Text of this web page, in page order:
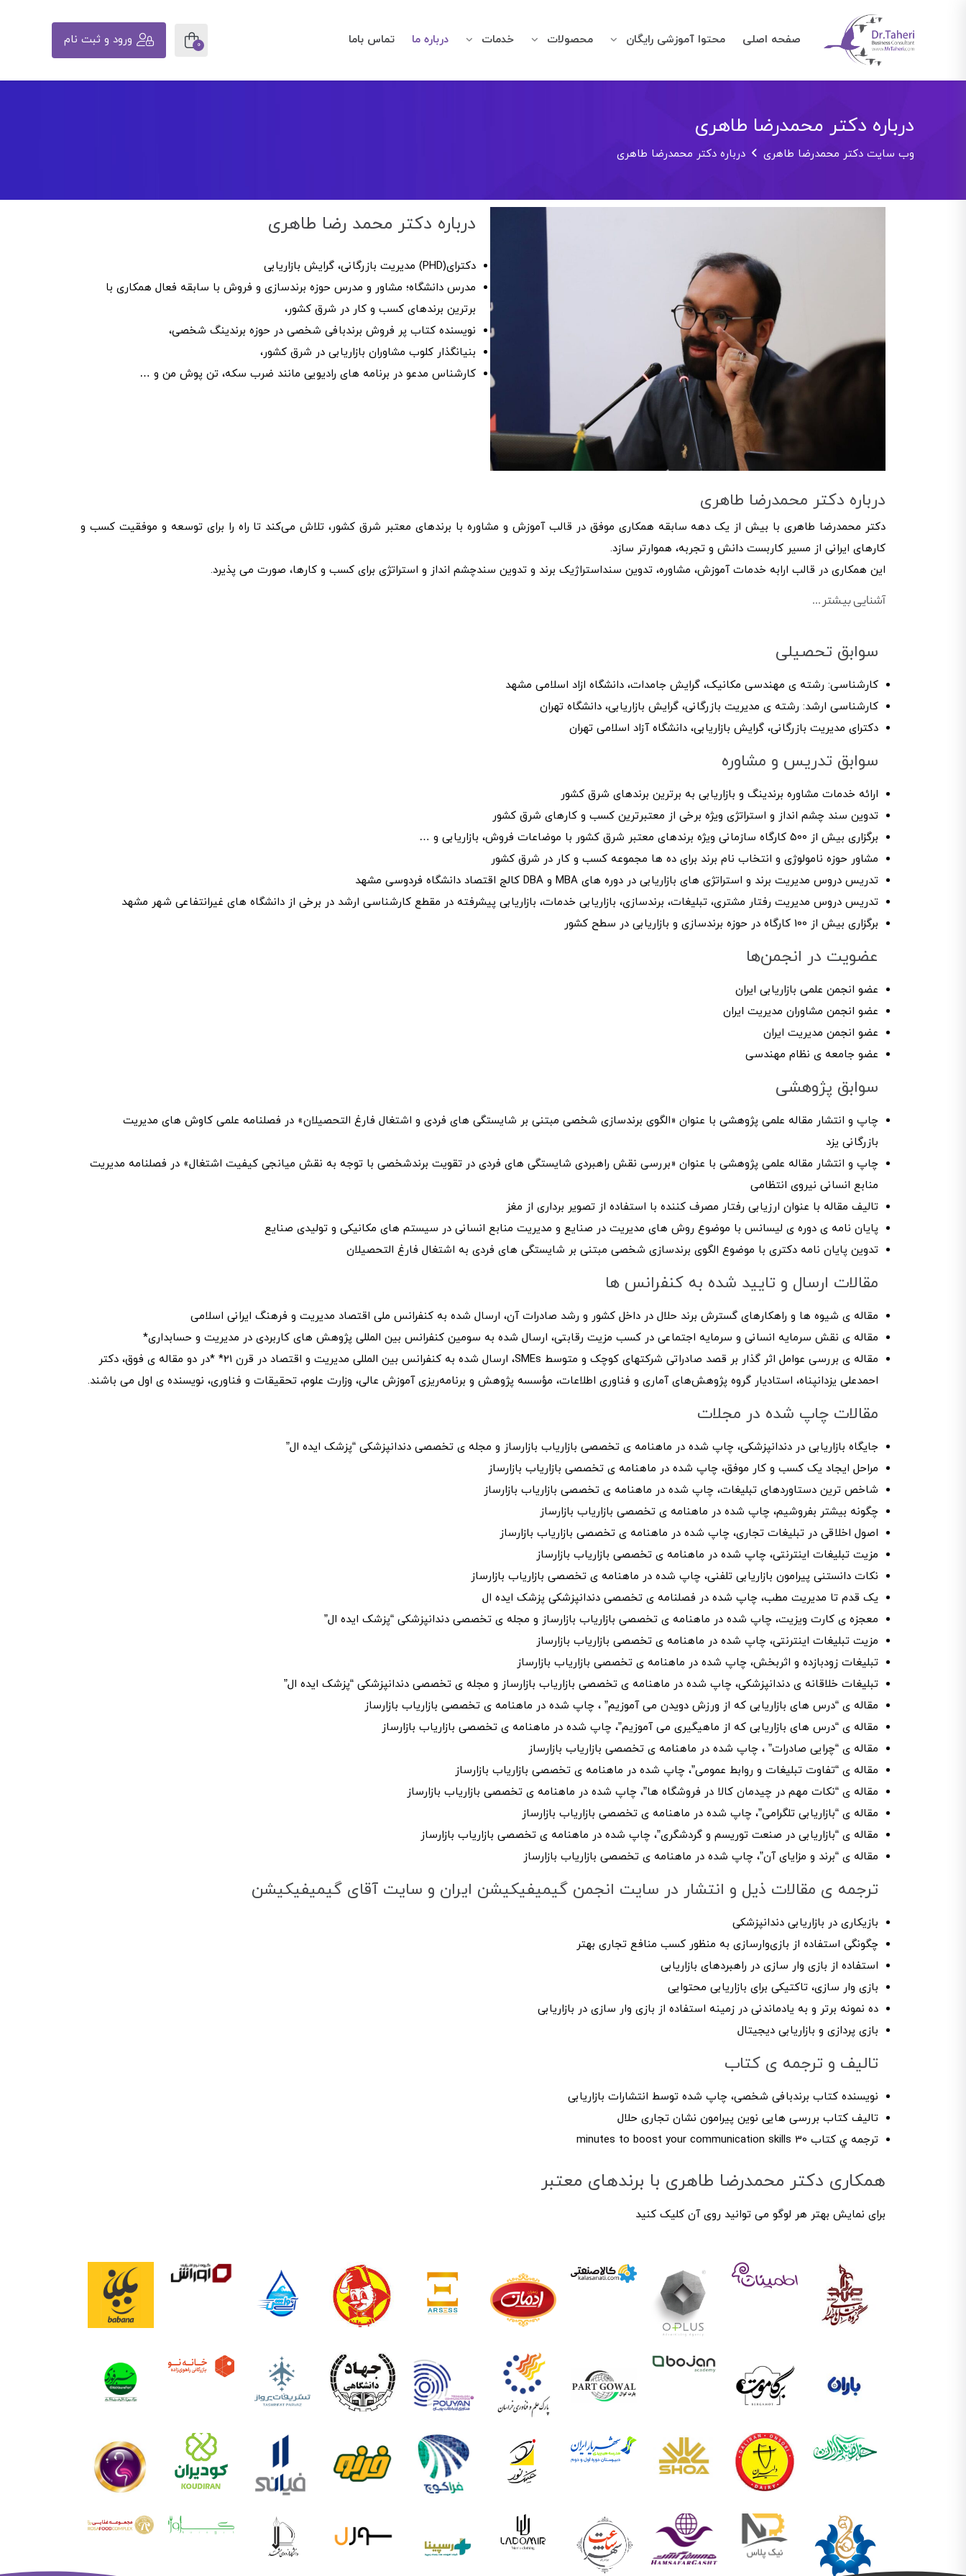
صفحه اصلی محتوا آموزشی رایگان محصولات خدمات درباره ما تماس باما 0 ورود و ثبت نام
درباره دکتر محمدرضا طاهری
وب سایت دکتر محمدرضا طاهری درباره دکتر محمدرضا طاهری
درباره دکتر محمد رضا طاهری
دکترای(PHD) مدیریت بازرگانی، گرایش بازاریابی
مدرس دانشگاه؛ مشاور و مدرس حوزه برندسازی و فروش با سابقه فعال همکاری با
برترین برندهای کسب و کار در شرق کشور،
نویسنده کتاب پر فروش برندبافی شخصی در حوزه برندینگ شخصی،
بنیانگذار کلوب مشاوران بازاریابی در شرق کشور،
کارشناس مدعو در برنامه های رادیویی مانند ضرب سکه، تن پوش من و …
درباره دکتر محمدرضا طاهری
دکتر محمدرضا طاهری با بیش از یک دهه سابقه همکاری موفق در قالب آموزش و مشاوره با برندهای معتبر شرق کشور، تلاش می‌کند تا راه را برای توسعه و موفقیت کسب و
کارهای ایرانی از مسیر کاربست دانش و تجربه، هموارتر سازد.
این همکاری در قالب ارابه خدمات آموزش، مشاوره، تدوین سنداستراژیک برند و تدوین سندچشم انداز و استراتژی برای کسب و کارها، صورت می پذیرد.
آشنایی بیشتر ...
سوابق تحصیلی
کارشناسی: رشته ی مهندسی مکانیک، گرایش جامدات، دانشگاه ازاد اسلامی مشهد
کارشناسی ارشد: رشته ی مدیریت بازرگانی، گرایش بازاریابی، دانشگاه تهران
دکترای مدیریت بازرگانی، گرایش بازاریابی، دانشگاه آزاد اسلامی تهران
سوابق تدریس و مشاوره
ارائه خدمات مشاوره برندینگ و بازاریابی به برترین برندهای شرق کشور
تدوین سند چشم انداز و استراتژی ویژه برخی از معتبرترین کسب و کارهای شرق کشور
برگزاری بیش از ۵۰۰ کارگاه سازمانی ویژه برندهای معتبر شرق کشور با موضاعات فروش، بازاریابی و …
مشاور حوزه نامولوژی و انتخاب نام برند برای ده ها مجموعه کسب و کار در شرق کشور
تدریس دروس مدیریت برند و استراتژی های بازاریابی در دوره های MBA و DBA کالج اقتصاد دانشگاه فردوسی مشهد
تدریس دروس مدیریت رفتار مشتری، تبلیغات، برندسازی، بازاریابی خدمات، بازاریابی پیشرفته در مقطع کارشناسی ارشد در برخی از دانشگاه های غیرانتفاعی شهر مشهد
برگزاری بیش از 100 کارگاه در حوزه برندسازی و بازاریابی در سطح کشور
عضویت در انجمن‌ها
عضو انجمن علمی بازاریابی ایران
عضو انجمن مشاوران مدیریت ایران
عضو انجمن مدیریت ایران
عضو جامعه ی نظام مهندسی
سوابق پژوهشی
چاپ و انتشار مقاله علمی پژوهشی با عنوان «الگوی برندسازی شخصی مبتنی بر شایستگی های فردی و اشتغال فارغ التحصیلان» در فصلنامه علمی کاوش های مدیریت
بازرگانی یزد
چاپ و انتشار مقاله علمی پژوهشی با عنوان «بررسی نقش راهبردی شایستگی های فردی در تقویت برندشخصی با توجه به نقش میانجی کیفیت اشتغال» در فصلنامه مدیریت
منابع انسانی نیروی انتظامی
تاليف مقاله با عنوان ارزیابی رفتار مصرف کننده با استفاده از تصویر برداری از مغز
پایان نامه ی دوره ی لیسانس با موضوع روش های مدیریت در صنایع و مدیریت منابع انسانی در سیستم های مکانیکی و تولیدی صنایع
تدوین پایان نامه دکتری با موضوع الگوی برندسازی شخصی مبتنی بر شایستگی های فردی به اشتغال فارغ التحصیلان
مقالات ارسال و تایید شده به کنفرانس ها
مقاله ی شیوه ها و راهکارهای گسترش برند حلال در داخل کشور و رشد صادرات آن، ارسال شده به کنفرانس ملی اقتصاد مدیریت و فرهنگ ایرانی اسلامی
مقاله ی نقش سرمایه انسانی و سرمایه اجتماعی در کسب مزیت رقابتی، ارسال شده به سومین کنفرانس بین المللی پژوهش های کاربردی در مدیریت و حسابداری*
مقاله ی بررسی عوامل اثر گذار بر قصد صادراتی شرکتهای کوچک و متوسط SMEs، ارسال شده به کنفرانس بین المللی مدیریت و اقتصاد در قرن 21* *در دو مقاله ی فوق، دکتر
احمدعلی یزدانپناه، استادیار گروه پژوهش‌های آماری و فناوری اطلاعات، مؤسسه پژوهش و برنامه‌ریزی آموزش عالی، وزارت علوم، تحقیقات و فناوری، نویسنده ی اول می باشند.
مقالات چاپ شده در مجلات
جایگاه بازاریابی در دندانپزشکی، چاپ شده در ماهنامه ی تخصصی بازاریاب بازارساز و مجله ی تخصصی دندانپزشکی “پزشک ایده ال”
مراحل ایجاد یک کسب و کار موفق، چاپ شده در ماهنامه ی تخصصی بازاریاب بازارساز
شاخص ترین دستاوردهای تبلیغات، چاپ شده در ماهنامه ی تخصصی بازاریاب بازارساز
چگونه بیشتر بفروشیم، چاپ شده در ماهنامه ی تخصصی بازاریاب بازارساز
اصول اخلاقی در تبلیغات تجاری، چاپ شده در ماهنامه ی تخصصی بازاریاب بازارساز
مزیت تبلیغات اینترنتی، چاپ شده در ماهنامه ی تخصصی بازاریاب بازارساز
نکات دانستنی پیرامون بازاریابی تلفنی، چاپ شده در ماهنامه ی تخصصی بازاریاب بازارساز
یک قدم تا مدیریت مطب، چاپ شده در فصلنامه ی تخصصی دندانپزشکی پزشک ایده ال
معجزه ی کارت ویزیت، چاپ شده در ماهنامه ی تخصصی بازاریاب بازارساز و مجله ی تخصصی دندانپزشکی “پزشک ایده ال”
مزیت تبلیغات اینترنتی، چاپ شده در ماهنامه ی تخصصی بازاریاب بازارساز
تبلیغات زودبازده و اثربخش، چاپ شده در ماهنامه ی تخصصی بازاریاب بازارساز
تبلیغات خلاقانه ی دندانپزشکی، چاپ شده در ماهنامه ی تخصصی بازاریاب بازارساز و مجله ی تخصصی دندانپزشکی “پزشک ایده ال”
مقاله ی “درس های بازاریابی که از ورزش دویدن می آموزیم” ، چاپ شده در ماهنامه ی تخصصی بازاریاب بازارساز
مقاله ی “درس های بازاریابی که از ماهیگیری می آموزیم”، چاپ شده در ماهنامه ی تخصصی بازاریاب بازارساز
مقاله ی “چرایی صادرات” ، چاپ شده در ماهنامه ی تخصصی بازاریاب بازارساز
مقاله ی “تفاوت تبلیغات و روابط عمومی”، چاپ شده در ماهنامه ی تخصصی بازاریاب بازارساز
مقاله ی “نکات مهم در چیدمان کالا در فروشگاه ها”، چاپ شده در ماهنامه ی تخصصی بازاریاب بازارساز
مقاله ی “بازاریابی تلگرامی”، چاپ شده در ماهنامه ی تخصصی بازاریاب بازارساز
مقاله ی “بازاریابی در صنعت توریسم و گردشگری”، چاپ شده در ماهنامه ی تخصصی بازاریاب بازارساز
مقاله ی “برند و مزایای آن”، چاپ شده در ماهنامه ی تخصصی بازاریاب بازارساز
ترجمه‌ ی مقالات ذیل و انتشار در سایت انجمن گیمیفیکیشن ایران و سایت آقای گیمیفیکیشن
بازیکاری در بازاریابی دندانپزشکی
چگونگی استفاده از بازی‌وار‌سازی به منظور کسب منافع تجاری بهتر
استفاده از بازی وار سازی در راهبردهای بازاریابی
بازی وار سازی، تاکتیکی برای بازاریابی محتوایی
ده نمونه برتر و به یادماندنی در زمینه استفاده از بازی وار سازی در بازاریابی
بازی پردازی و بازاریابی دیجیتال
تالیف و ترجمه ی کتاب
نویسنده کتاب برندبافی شخصی، چاپ شده توسط انتشارات بازاریابی
تاليف كتاب بررسی هایی نوین پیرامون نشان تجاری حلال
ترجمه ي كتاب 30 minutes to boost your communication skills
همکاری دکتر محمدرضا طاهری با برندهای معتبر
برای نمایش بهتر هر لوگو می توانید روی آن کلیک کنید